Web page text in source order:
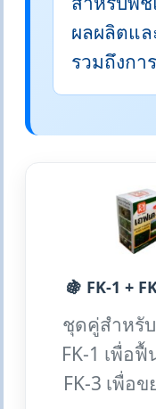
ผลผลิตแ
รวมถึงกา
🍇 FK-1 +
ชุดคู่สำหรั
FK-1 เพื่อ
FK-3 เพื่อ